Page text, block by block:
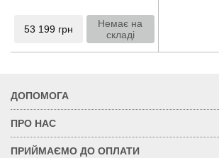
53 199 грн
Немає на
складі
ДОПОМОГА
ПРО НАС
ПРИЙМАЄМО ДО ОПЛАТИ